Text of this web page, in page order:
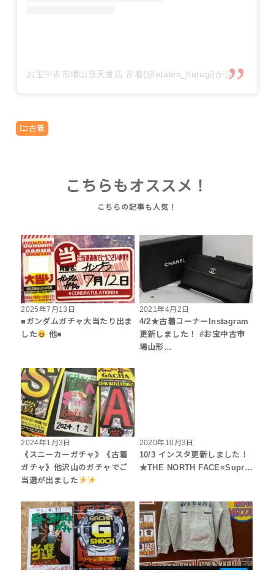
お宝中古市場山形天童店 古着(@otaten_hurugi)がシェアした投稿
古着
こちらもオススメ！
2025年7月13日
■ガンダムガチャ大当たり出ま
した
他■
2021年4月2日
4/2★古着コーナーInstagram
更新しました！ #お宝中古市
場山形…
2024年1月3日
《スニーカーガチャ》《古着
ガチャ》他沢山のガチャでご
当選が出ました
2020年10月3日
10/3 インスタ更新しました！
★THE NORTH FACE×Supr…